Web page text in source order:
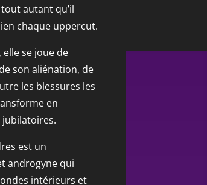
autant qu’il
chaque uppercut.
elle se joue de
son aliénation, de
les blessures les
en
est un
androgyne qui
intérieurs et